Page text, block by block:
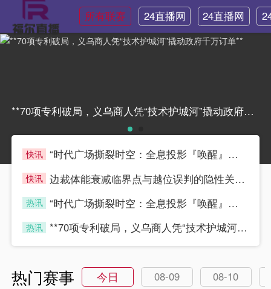
所有联赛
24直播网
NBA
24直播网
世界杯
**70项专利破局，义乌商人凭“技术护城河”撬动政府千万订单****70项专利破局，义乌商人凭“技术护城河”撬动政府千万订单**
快讯
“时代广场撕裂时空：全息投影『唤醒』世界杯永恒瞬间”
快讯
边裁体能衰减临界点与越位误判的隐性关联机制——基于世界杯跑动负荷累积的实证分析
热讯
“时代广场撕裂时空：全息投影『唤醒』世界杯永恒瞬间”
热讯
**70项专利破局，义乌商人凭“技术护城河”撬动政府千万订单**
热门赛事 今日 08-09
08-10